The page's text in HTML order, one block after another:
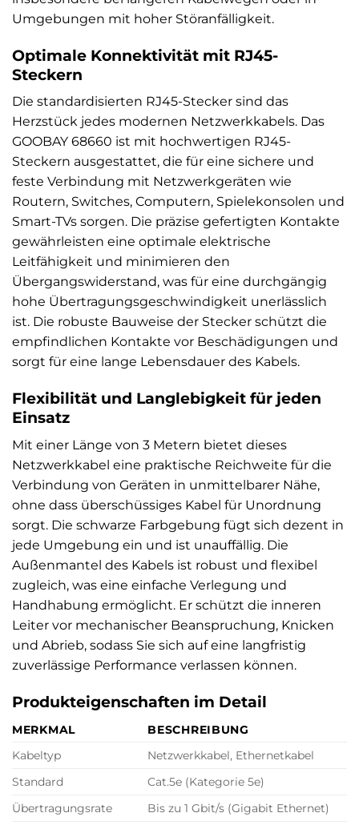
Umgebungen mit hoher Störanfälligkeit.
Optimale Konnektivität mit RJ45-
Steckern
Die standardisierten RJ45-Stecker sind das
Herzstück jedes modernen Netzwerkkabels. Das
GOOBAY 68660 ist mit hochwertigen RJ45-
Steckern ausgestattet, die für eine sichere und
feste Verbindung mit Netzwerkgeräten wie
Routern, Switches, Computern, Spielekonsolen und
Smart-TVs sorgen. Die präzise gefertigten Kontakte
gewährleisten eine optimale elektrische
Leitfähigkeit und minimieren den
Übergangswiderstand, was für eine durchgängig
hohe Übertragungsgeschwindigkeit unerlässlich
ist. Die robuste Bauweise der Stecker schützt die
empfindlichen Kontakte vor Beschädigungen und
sorgt für eine lange Lebensdauer des Kabels.
Flexibilität und Langlebigkeit für jeden
Einsatz
Mit einer Länge von 3 Metern bietet dieses
Netzwerkkabel eine praktische Reichweite für die
Verbindung von Geräten in unmittelbarer Nähe,
ohne dass überschüssiges Kabel für Unordnung
sorgt. Die schwarze Farbgebung fügt sich dezent in
jede Umgebung ein und ist unauffällig. Die
Außenmantel des Kabels ist robust und flexibel
zugleich, was eine einfache Verlegung und
Handhabung ermöglicht. Er schützt die inneren
Leiter vor mechanischer Beanspruchung, Knicken
und Abrieb, sodass Sie sich auf eine langfristig
zuverlässige Performance verlassen können.
Produkteigenschaften im Detail
MERKMAL
BESCHREIBUNG
Kabeltyp
Netzwerkkabel, Ethernetkabel
Standard
Cat.5e (Kategorie 5e)
Übertragungsrate
Bis zu 1 Gbit/s (Gigabit Ethernet)